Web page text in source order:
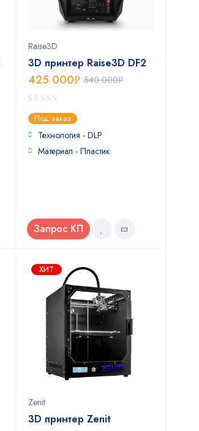
Raise3D
3D принтер Raise3D DF2
540 000Р
425 000Р
0
out
of
Под заказ
Технология - DLP
Материал - Пластик
Запрос КП
ХИТ
Zenit
3D принтер Zenit